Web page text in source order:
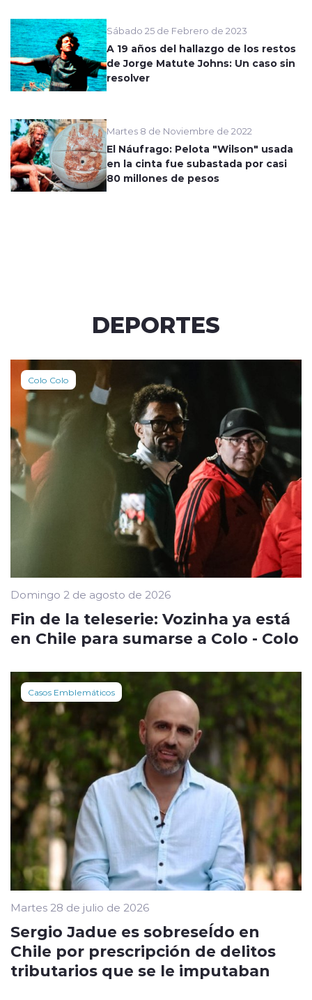
Sábado 25 de Febrero de 2023
A 19 años del hallazgo de los restos
de Jorge Matute Johns: Un caso sin
resolver
Martes 8 de Noviembre de 2022
El Náufrago: Pelota "Wilson" usada
en la cinta fue subastada por casi
80 millones de pesos
DEPORTES
Colo Colo
Domingo 2 de agosto de 2026
Fin de la teleserie: Vozinha ya está
en Chile para sumarse a Colo - Colo
Casos Emblemáticos
Martes 28 de julio de 2026
Sergio Jadue es sobreseÍdo en
Chile por prescripción de delitos
tributarios que se le imputaban